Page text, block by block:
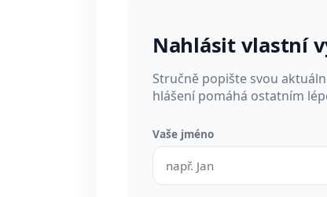
Nahlásit vlastní
Stručně popište svou
hlášení pomáhá ostatním
Vaše jméno